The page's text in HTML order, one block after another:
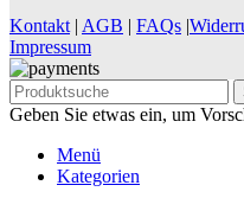
Kontakt | AGB | FAQs |
Impressum
Geben Sie etwas ein, um
Menü
Kategorien